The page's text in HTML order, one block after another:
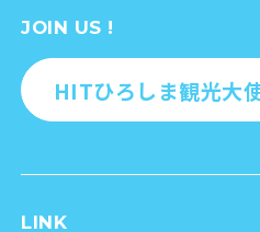
JOIN US !
HITひろしま観光大
LINK